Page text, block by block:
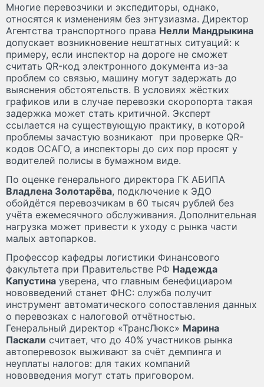
Многие перевозчики и экспедиторы, однако,
относятся к изменениям без энтузиазма. Директор
Агентства транспортного права Нелли Мандрыкина
допускает возникновение нештатных ситуаций: к
примеру, если инспектор на дороге не сможет
считать QR-код электронного документа из-за
проблем со связью, машину могут задержать до
выяснения обстоятельств. В условиях жёстких
графиков или в случае перевозки скоропорта такая
задержка может стать критичной. Эксперт
ссылается на существующую практику, в которой
проблемы зачастую возникают при проверке QR-
кодов ОСАГО, а инспекторы до сих пор просят у
водителей полисы в бумажном виде.
По оценке генерального директора ГК АБИПА
Владлена Золотарёва, подключение к ЭДО
обойдётся перевозчикам в 60 тысяч рублей без
учёта ежемесячного обслуживания. Дополнительная
нагрузка может привести к уходу с рынка части
малых автопарков.
Профессор кафедры логистики Финансового
факультета при Правительстве РФ Надежда
Капустина уверена, что главным бенефициаром
нововведений станет ФНС: служба получит
инструмент автоматического сопоставления данных
о перевозках с налоговой отчётностью.
Генеральный директор «ТрансЛюкс» Марина
Паскали считает, что до 40% участников рынка
автоперевозок выживают за счёт демпинга и
неуплаты налогов: для таких компаний
нововведения могут стать приговором.